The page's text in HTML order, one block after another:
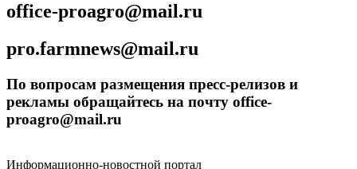
office-proagro@mail.ru
pro.farmnews@mail.ru
По вопросам размещения пресс-релизов и
рекламы обращайтесь на почту office-
proagro@mail.ru
Информационно-новостной портал